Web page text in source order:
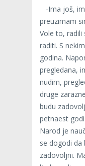
-Ima još,
preuzimam
Vole to, radili
raditi. S
godina.
pregledana,
nudim,
druge
budu
petnaest
Narod je
se dogodi da
zadovoljni.